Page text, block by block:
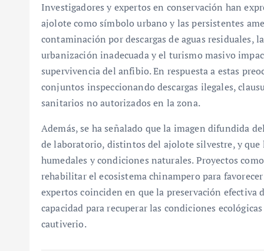
Investigadores y expertos en conservación han
ajolote como símbolo urbano y las persistentes
contaminación por descargas de aguas residuales,
urbanización inadecuada y el turismo masivo
supervivencia del anfibio. En respuesta a estas
conjuntos inspeccionando descargas ilegales,
sanitarios no autorizados en la zona.
Además, se ha señalado que la imagen difundida
de laboratorio, distintos del ajolote silvestre, y que
humedales y condiciones naturales. Proyectos
rehabilitar el ecosistema chinampero para
expertos coinciden en que la preservación efectiva
capacidad para recuperar las condiciones
cautiverio.